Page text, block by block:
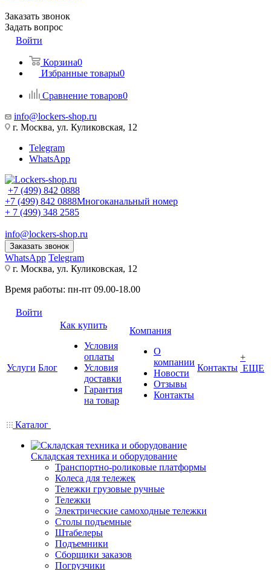
Заказать звонок
Задать вопрос
Войти
Корзина0
Избранные товары0
Сравнение товаров0
info@lockers-shop.ru
г. Москва, ул. Куликовская, 12
Telegram
WhatsApp
+7 (499) 842 0888
+7 (499) 842 0888Многоканальный номер
+ 7 (499) 348 2585
info@lockers-shop.ru
Заказать звонок
WhatsApp Telegram
г. Москва, ул. Куликовская, 12
Время работы: пн-пт 09.00-18.00
Войти
Услуги Блог
Как купить
Условия
оплаты
Условия
доставки
Гарантия
на товар
Компания
О
компании
Новости
Отзывы
Контакты
Контакты
+
ЕЩЕ
Каталог
Складская техника и оборудование
Транспортно-роликовые платформы
Колеса для тележек
Тележки грузовые ручные
Тележки
Электрические самоходные тележки
Столы подъемные
Штабелеры
Подъемники
Сборщики заказов
Погрузчики